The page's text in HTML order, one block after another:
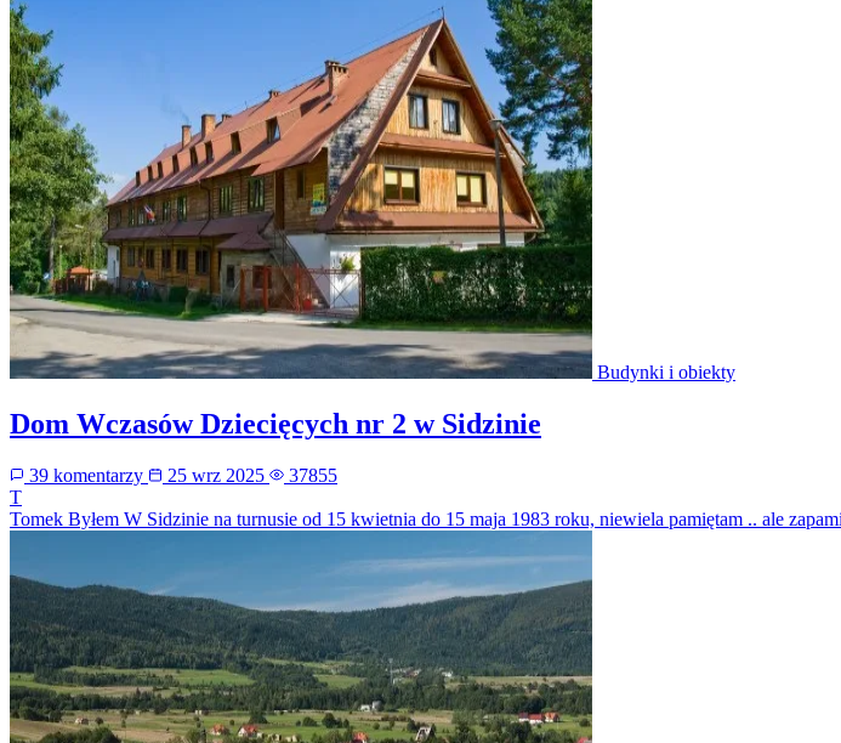
Budynki i obiekty
Dom Wczasów Dziecięcych nr 2 w Sidzinie
39 komentarzy 25 wrz 2025
37855
T
Tomek Byłem W Sidzinie na turnusie od 15 kwietnia do 15 maja 1983 roku, niewiela pamiętam .. ale